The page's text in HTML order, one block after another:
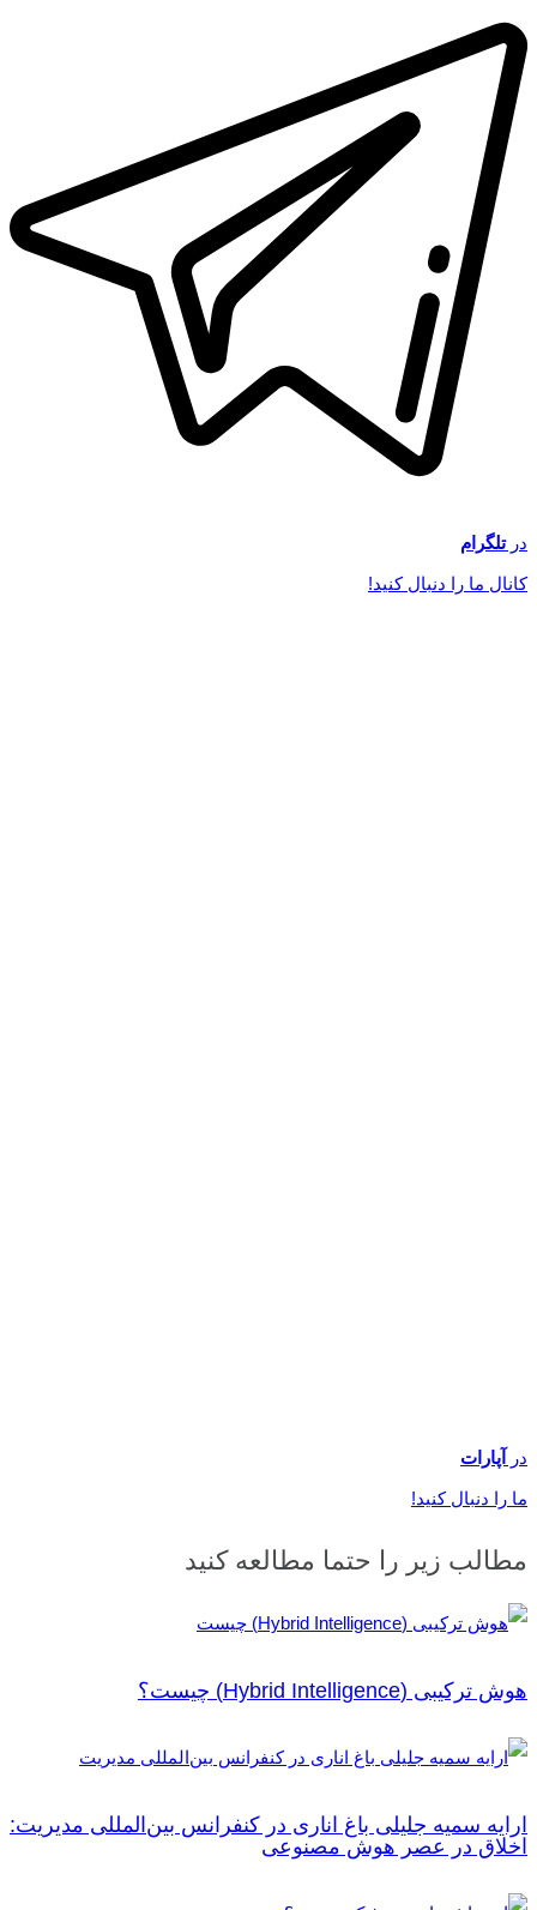
درتلگرام
کانال ما را دنبال کنید!
در
آپارات
ما را دنبال کنید!
مطالب زیر را حتما مطالعه کنید
هوش ترکیبی (Hybrid Intelligence) چیست؟
ارايه سمیه جلیلی باغ اناری در کنفرانس بین‌المللی مدیریت:
اخلاق در عصر هوش مصنوعی